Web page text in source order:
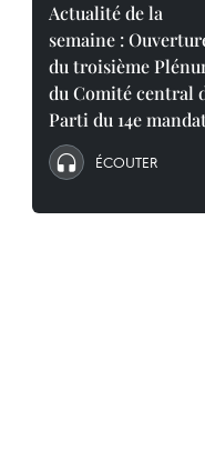
Actualité de la
semaine :
du troisième
du Comité central
Parti du 14e
ÉCOUTER